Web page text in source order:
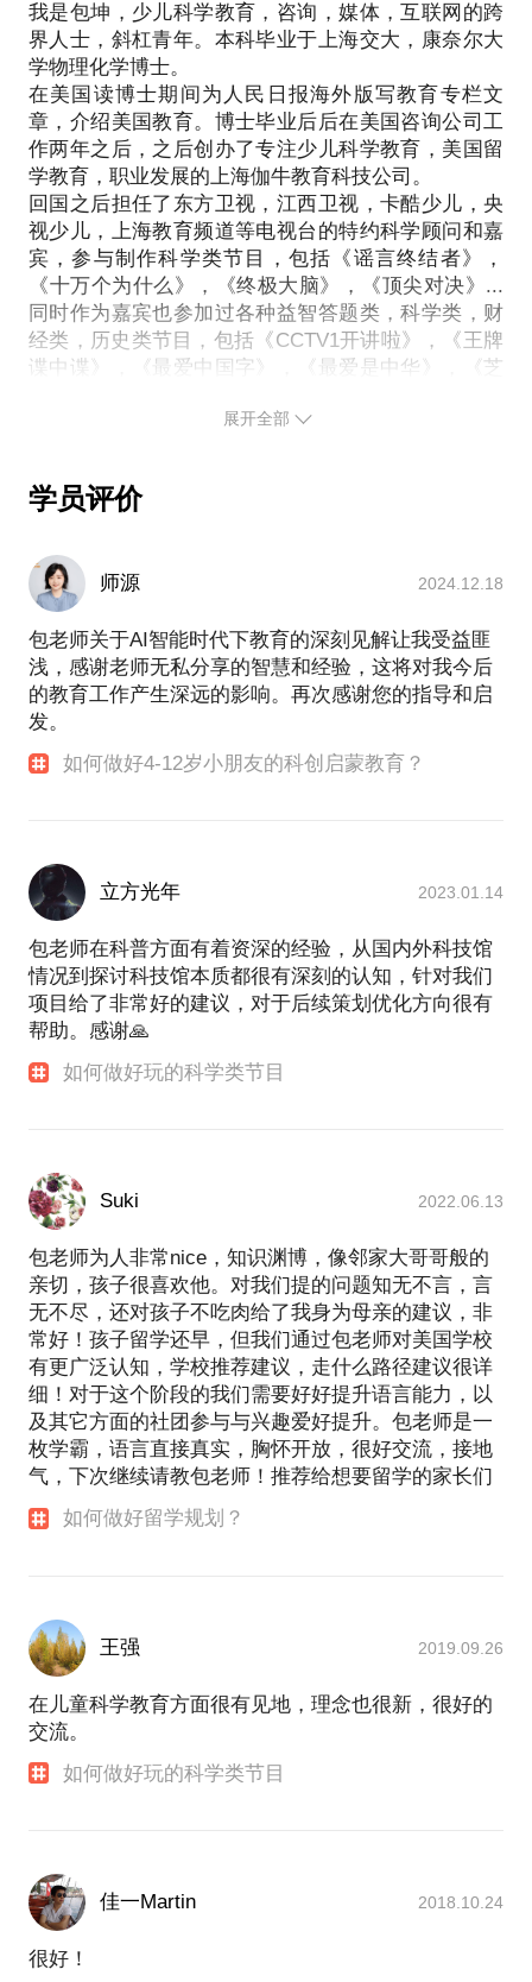
这样的句子，是否就是科学呢？
不！这只不过是用一些字说出另一些字的意思而已。
有没有学生会回家试着做个试验？
没有，因为他没有办法做，他根本不知道该怎样做。
但如果我们这么来讲：
“当你把一个硬币放在一个空的玻璃杯下面时，你依然
可以看到这个硬币，可是当你往杯子里渐渐加水时，
你会发现硬币好像突然消失了，你再也看不到硬币
了。这个物理现象就是一种光的全反射。”
那么就会有人试着回家自己做，这就是一次与大自然
相遇的美妙体验。
对于我们中国来说，我们需要科学， 我们努力地学习
科学。
是一次次的“与大自然相遇的美妙经验”。
我是包坤，少儿科学教育，咨询，媒体，互联网的跨
界人士，斜杠青年。本科毕业于上海交大，康奈尔大
学物理化学博士。
在美国读博士期间为人民日报海外版写教育专栏文
章，介绍美国教育。博士毕业后后在美国咨询公司工
作两年之后，之后创办了专注少儿科学教育，美国留
学教育，职业发展的上海伽牛教育科技公司。
回国之后担任了东方卫视，江西卫视，卡酷少儿，央
视少儿，上海教育频道等电视台的特约科学顾问和嘉
宾，参与制作科学类节目，包括《谣言终结者》，
《十万个为什么》，《终极大脑》，《顶尖对决》...
同时作为嘉宾也参加过各种益智答题类，科学类，财
经类，历史类节目，包括《CCTV1开讲啦》，《王牌
谍中谍》，《最爱中国字》，《最爱是中华》，《芝
视少儿，上海教育频道等电视台的特约科学顾问和嘉
宾，参与制作科学类节目，包括央视少儿《SK极智少
年强》东方卫视《少年爱迪生》《谣言终结者》，
《十万个为什么》，《终极大脑》，《顶尖对决》...
同时作为嘉宾也参加过各种益智答题类，科学类，财
经类，历史类节目，包括《CCTV1开讲啦》，《最爱
中国字》，《最爱是中华》，《芝麻开门》， 《波士
http://baike.baidu.com/item/
展开全部
学员评价
师源 2024.12.18
包老师关于AI智能时代下教育的深刻见解让我受益匪
浅，感谢老师无私分享的智慧和经验，这将对我今后
的教育工作产生深远的影响。再次感谢您的指导和启
发。
如何做好4-12岁小朋友的科创启蒙教育？
立方光年 2023.01.14
包老师在科普方面有着资深的经验，从国内外科技馆
情况到探讨科技馆本质都很有深刻的认知，针对我们
项目给了非常好的建议，对于后续策划优化方向很有
帮助。感谢🙏
如何做好玩的科学类节目
Suki 2022.06.13
包老师为人非常nice，知识渊博，像邻家大哥哥般的
亲切，孩子很喜欢他。对我们提的问题知无不言，言
无不尽，还对孩子不吃肉给了我身为母亲的建议，非
常好！孩子留学还早，但我们通过包老师对美国学校
有更广泛认知，学校推荐建议，走什么路径建议很详
细！对于这个阶段的我们需要好好提升语言能力，以
及其它方面的社团参与与兴趣爱好提升。包老师是一
枚学霸，语言直接真实，胸怀开放，很好交流，接地
气，下次继续请教包老师！推荐给想要留学的家长们
如何做好留学规划？
王强 2019.09.26
在儿童科学教育方面很有见地，理念也很新，很好的
交流。
如何做好玩的科学类节目
佳一Martin 2018.10.24
很好！